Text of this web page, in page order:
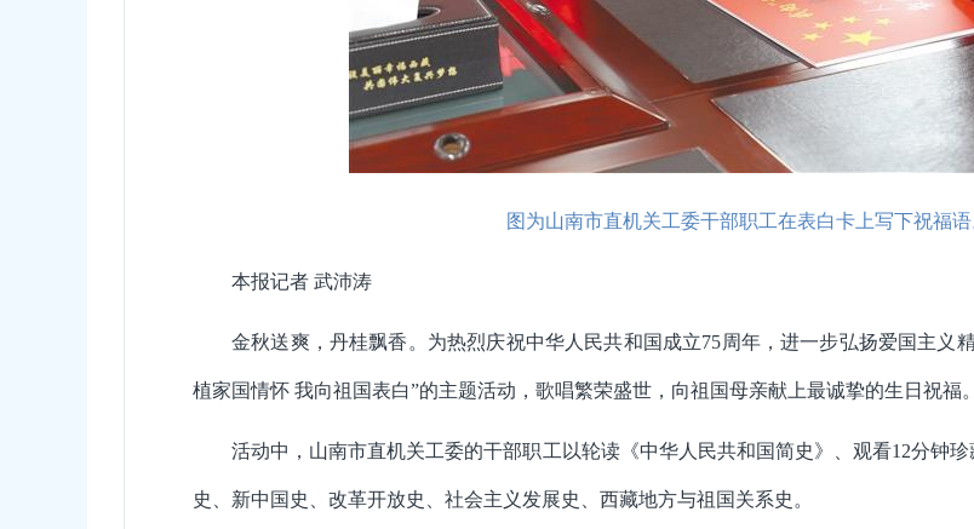
图为山南市直机关工委干部职工在表白卡上写下祝福
本报记者 武沛涛
金秋送爽，丹桂飘香。为热烈庆祝中华人民共和国成立75周年，进一步弘扬爱国主义
植家国情怀 我向祖国表白”的主题活动，歌唱繁荣盛世，向祖国母亲献上最诚挚的生日祝福。
活动中，山南市直机关工委的干部职工以轮读《中华人民共和国简史》、观看12分钟
史、新中国史、改革开放史、社会主义发展史、西藏地方与祖国关系史。